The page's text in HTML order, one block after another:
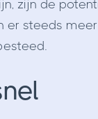
zijn de
er steeds